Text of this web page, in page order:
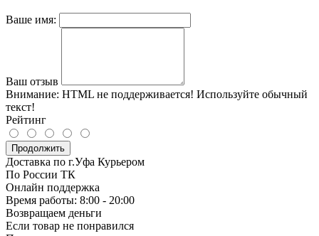
Ваше имя:
Ваш отзыв
Внимание: HTML не поддерживается! Используйте обычный
текст!
Рейтинг
Продолжить
Доставка по г.Уфа Курьером
По России ТК
Онлайн поддержка
Время работы: 8:00 - 20:00
Возвращаем деньги
Если товар не понравился